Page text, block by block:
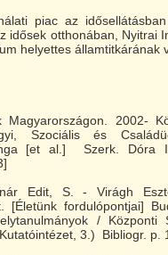
piac az
idősek otthonában, Nyitrai
helyettes államtitkárának
Magyarországon. 2002-
Szociális és
[et al.] Szerk. Dóra
Edit, S. - Virágh
[Életünk fordulópontjai]
/ Központi
3.) Bibliogr. p.